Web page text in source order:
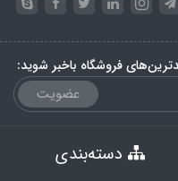
فروشگاه باخبر شوید:
عضویت